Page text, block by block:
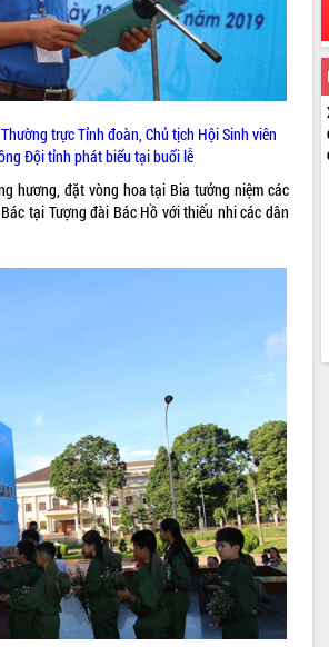
trực Tỉnh đoàn, Chủ tịch Hội Sinh viên
Đội tỉnh phát biểu tại buổi lễ
hương, đặt vòng hoa tại Bia tưởng niệm các
tại Tượng đài Bác Hồ với thiếu nhi các dân